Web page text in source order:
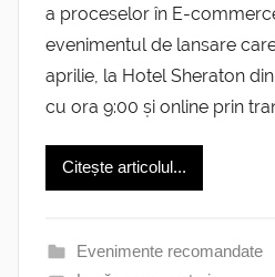
a proceselor în E-
evenimentul de lansare
aprilie, la Hotel Sheraton
cu ora 9:00 și online prin
Citește articolul...
Evenimente recomandate